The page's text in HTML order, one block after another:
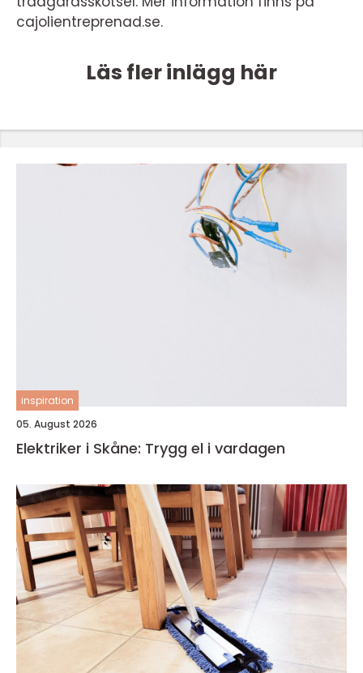
cajolientreprenad.se.
Läs fler inlägg här
inspiration
05. August 2026
Elektriker i Skåne: Trygg el i vardagen